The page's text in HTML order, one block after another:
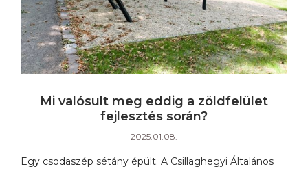
Mi valósult meg eddig a zöldfelület
fejlesztés során?
2025.01.08.
Egy csodaszép sétány épült. A Csillaghegyi Általános